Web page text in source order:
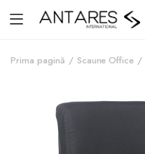
Prima pagină Scaune Office